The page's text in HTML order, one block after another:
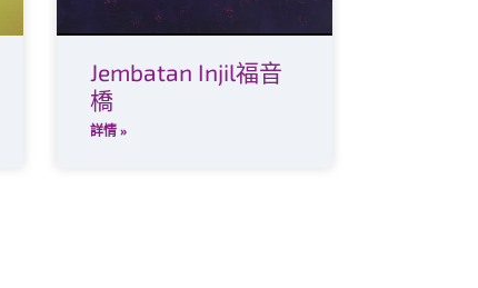
Jembatan Injil福音
橋
詳情 »